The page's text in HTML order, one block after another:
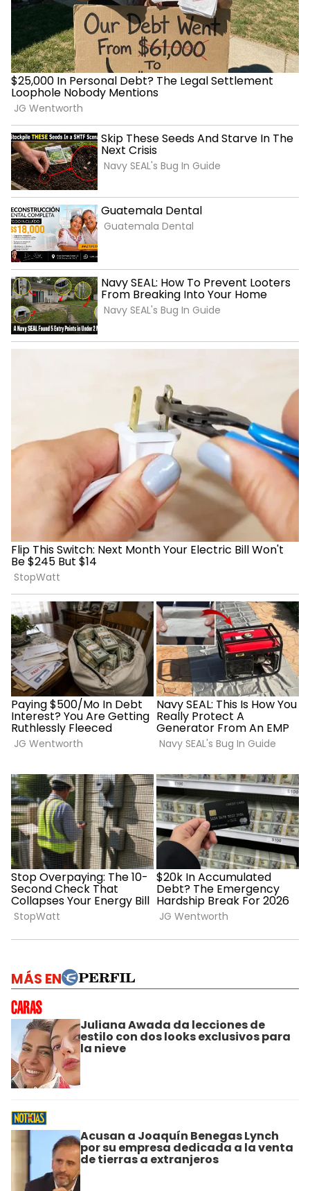
MÁS EN
Juliana Awada da lecciones de
estilo con dos looks exclusivos para
la nieve
Acusan a Joaquín Benegas Lynch
por su empresa dedicada a la venta
de tierras a extranjeros